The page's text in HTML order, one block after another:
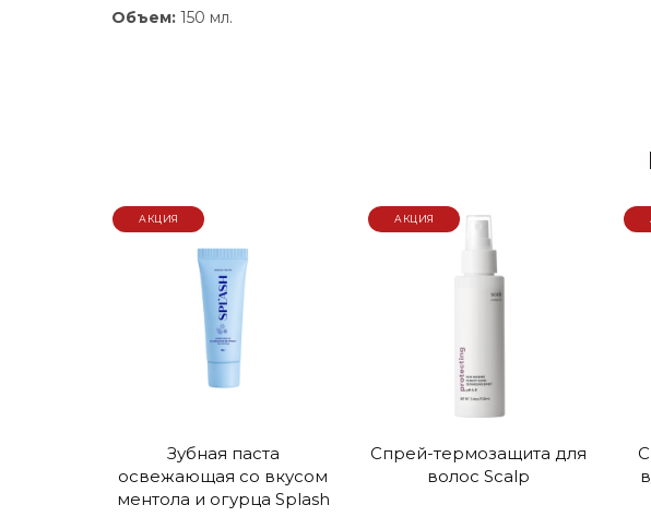
Объем: 150 мл.
АКЦИЯ
Зубная паста
освежающая со вкусом
ментола и огурца Splash
АКЦИЯ
Спрей-термозащита для
волос Scalp